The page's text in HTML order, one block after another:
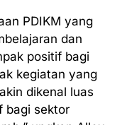
PDIKM yang
dan
positif bagi
kegiatan yang
dikenal luas
bagi sektor